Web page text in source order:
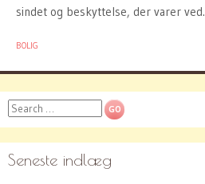
sindet og beskyttelse, der varer ved.
BOLIG
Search
Seneste indlæg